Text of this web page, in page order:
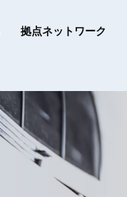
拠点ネットワーク